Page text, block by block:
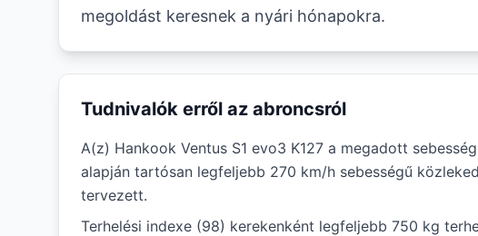
megoldást keresnek a nyári hónapokra.
Tudnivalók erről az abroncsról
A(z) Hankook Ventus S1 evo3 K127 a megadott
alapján tartósan legfeljebb 270 km/h sebességű
tervezett.
Terhelési indexe (98) kerekenként legfeljebb 750 kg